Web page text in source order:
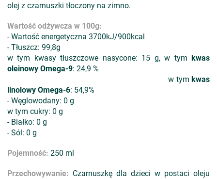
olej z czarnuszki tłoczony na zimno.
Wartość odżywcza w 100g:
- Wartość energetyczna 3700kJ/900kcal
- Tłuszcz: 99,8g
w tym kwasy tłuszczowe nasycone: 15 g, w tym kwas
oleinowy Omega-9: 24,9 %
w tym kwas
linolowy Omega-6: 54,9%
- Węglowodany: 0 g
w tym cukry: 0 g
- Białko: 0 g
- Sól: 0 g
Pojemność: 250 ml
Przechowywanie: Czarnuszkę dla dzieci w postaci oleju